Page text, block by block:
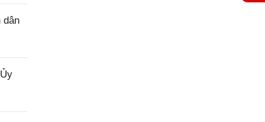
dân